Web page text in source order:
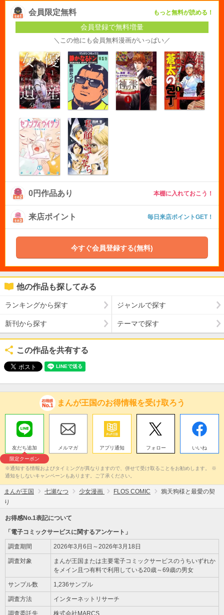
会員限定無料 もっと無料が読める！
会員登録で無料増量
＼この他にも会員無料漫画がいっぱい／
0円作品あり 本棚に入れておこう！
来店ポイント 毎日来店ポイントGET！
今すぐ会員登録する(無料)
他の作品も探してみる
ランキングから探す ジャンルで探す
新刊から探す テーマで探す
この作品を共有する
まんが王国のお得情報を受け取ろう
友だち追加
限定クーポン
メルマガ アプリ通知 フォロー いいね
※通知する情報およびタイミングが異なりますので、併せて受け取ることをお勧めします。 ※
通知をしないキャンペーンもあります。ご了承ください。
まんが王国 七瀬なつ 少女漫画 FLOS COMIC
鴉天狗様と最愛の契
り
お得感No.1表記について
「電子コミックサービスに関するアンケート」
調査期間 2026年3月6日～2026年3月18日
調査対象
まんが王国または主要電子コミックサービスのうちいずれか
をメイン且つ有料で利用している20歳～69歳の男女
サンプル数 1,236サンプル
調査方法 インターネットリサーチ